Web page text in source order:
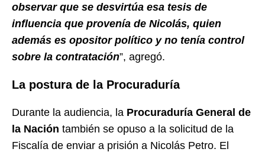
observar que se desvirtúa esa tesis de
influencia que provenía de Nicolás, quien
además es opositor político y no tenía control
sobre la contratación”, agregó.
La postura de la Procuraduría
Durante la audiencia, la Procuraduría General de
la Nación también se opuso a la solicitud de la
Fiscalía de enviar a prisión a Nicolás Petro. El